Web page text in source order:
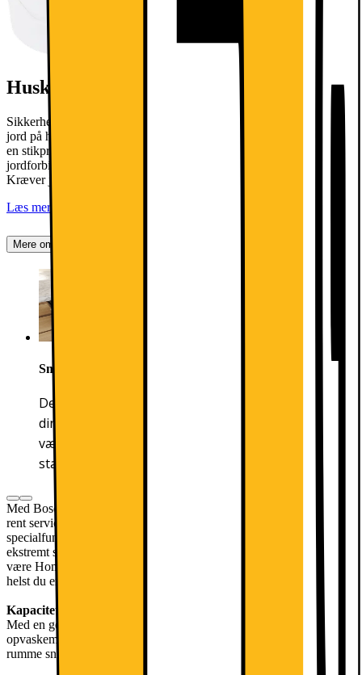
Husk stikprop til din hvidevare
Sikkerhedsstyrelsen SIK.DK anbefaler, at du bruger omformer til
jord på hvidevarer. Denne vare leveres uden jordforbindelse, hvorfor
en stikprop til jordforbindelse er nødvendig for at opnå
jordforbindelse. Denne kan tilkøbes i leveringsprocessen. NB!
Kræver jordforbindelse i din stikkontakt.
Læs mere
Mere om produktet
Smart Start
Det er nu nemmere end nogensinde før at optimere
din opvaskemaskines energiforbrug. Smart Start*
vælger automatisk din opvaskemaskines
starttidspunkt.
Med Bosch opvaskemaskinen SMU4HVI72S løber du aldrig tør for
rent service. Den har et VarioFlex-system, seks programmer og fire
specialfunktioner, inklusive ExtraDry-muligheden. Den kører
ekstremt støjsvagt og kan rumme op til 13 borddækninger. Takket
være Home Connect kan du desuden styre dit apparat, hvor som
helst du er.
Kapacitet
Med en generøs kapacitet på 13 borddækninger er denne
opvaskemaskine et ideelt valg for familier med små børn, da den kan
rumme snavset service efter middagen.